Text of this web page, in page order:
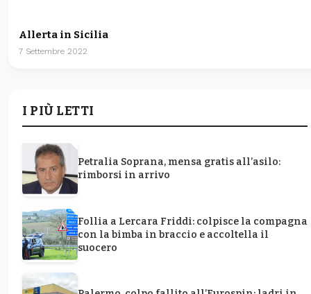
Allerta in Sicilia
7 Settembre 2022
I PIÙ LETTI
Petralia Soprana, mensa gratis all’asilo:
rimborsi in arrivo
Follia a Lercara Friddi: colpisce la compagna
con la bimba in braccio e accoltella il
suocero